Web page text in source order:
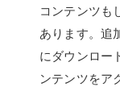
コンテンツも
あります。追
にダウンロー
ンテンツをア